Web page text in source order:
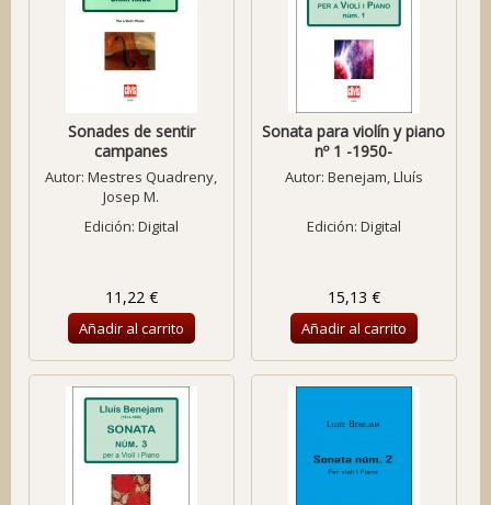
Sonades de sentir
campanes
Autor:Mestres Quadreny,
Josep M.
Edición: Digital
11,22 €
Añadir al carrito
Sonata para violín y piano
nº 1 -1950-
Autor: Benejam, Lluís
Edición: Digital
15,13 €
Añadir al carrito